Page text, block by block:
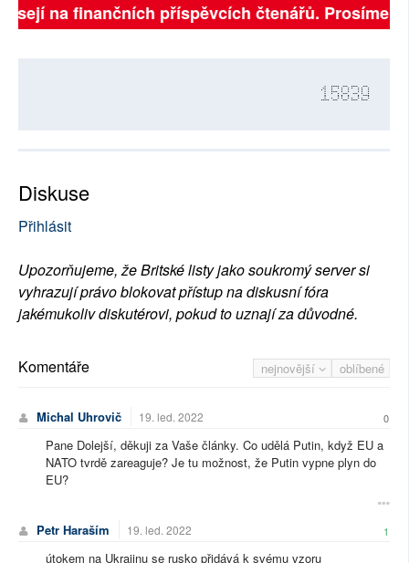
na finančních příspěvcích čtenářů. Prosíme,
15839
Diskuse
Přihlásit
Upozorňujeme, že Britské listy jako soukromý server si
vyhrazují právo blokovat přístup na diskusní fóra
jakémukoliv diskutérovi, pokud to uznají za důvodné.
nejnovější oblíbené
Komentáře
Michal Uhrovič 19. led. 2022 0
Pane Dolejší, děkuji za Vaše články. Co udělá Putin, když EU a
NATO tvrdě zareaguje? Je tu možnost, že Putin vypne plyn do
EU?
Petr Haraším 19. led. 2022 1
útokem na Ukrajinu se rusko přidává k svému vzoru